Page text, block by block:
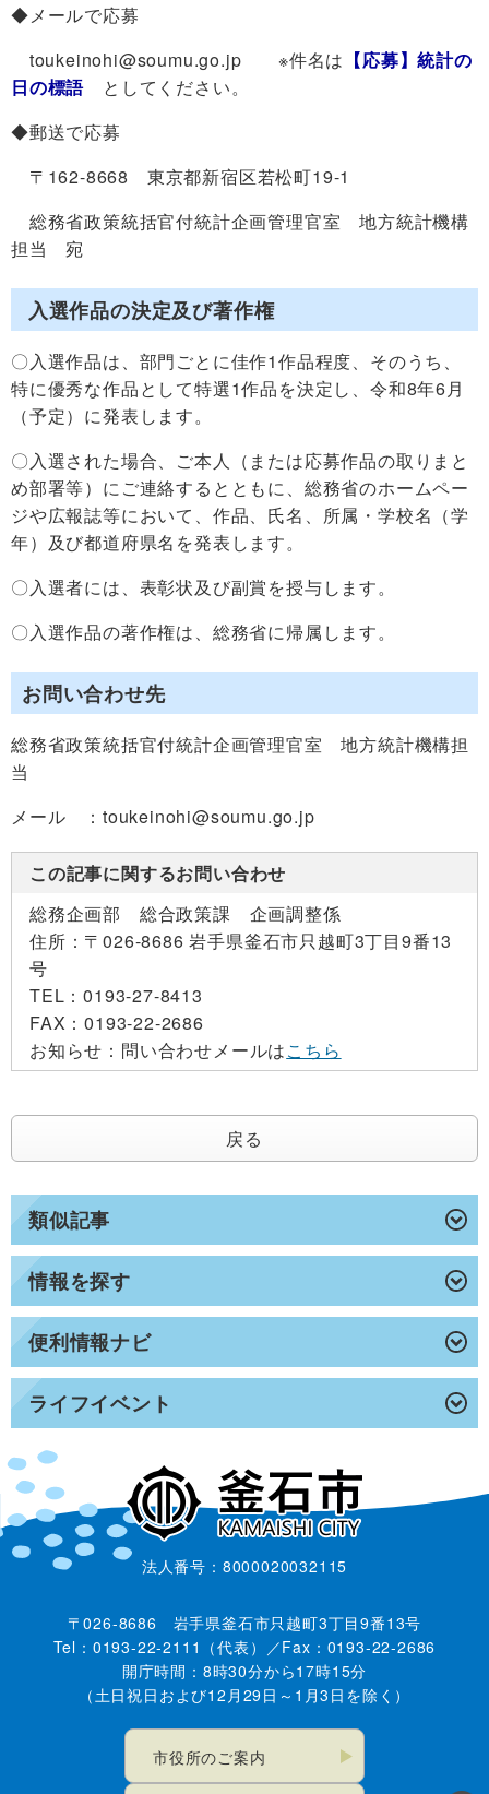
類似記事
情報を探す
便利情報ナビ
ライフイベント
◆メールで応募
toukeinohi@soumu.go.jp ※件名は 【応募】統計の
日の標語 としてください。
◆郵送で応募
〒162-8668 東京都新宿区若松町19-1
総務省政策統括官付統計企画管理官室 地方統計機構
担当 宛
入選作品の決定及び著作権
〇入選作品は、部門ごとに佳作1作品程度、そのうち、
特に優秀な作品として特選1作品を決定し、令和8年6月
（予定）に発表します。
〇入選された場合、ご本人（または応募作品の取りまと
め部署等）にご連絡するとともに、総務省のホームペー
ジや広報誌等において、作品、氏名、所属・学校名（学
年）及び都道府県名を発表します。
〇入選者には、表彰状及び副賞を授与します。
〇入選作品の著作権は、総務省に帰属します。
お問い合わせ先
総務省政策統括官付統計企画管理官室 地方統計機構担
当
メール ：toukeinohi@soumu.go.jp
この記事に関するお問い合わせ
総務企画部 総合政策課 企画調整係
住所： 〒026-8686 岩手県釜石市只越町3丁目9番13
号
TEL：0193-27-8413
FAX：0193-22-2686
お知らせ： 問い合わせメールはこちら
戻る
法人番号：8000020032115
〒026-8686 岩手県釜石市只越町3丁目9番13号
Tel：0193-22-2111（代表）／Fax：0193-22-2686
開庁時間：8時30分から17時15分
（土日祝日および12月29日～1月3日を除く）
市役所のご案内